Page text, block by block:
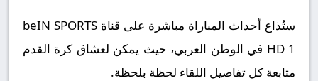
ستُذاع أحداث المباراة مباشرة على قناة beIN SPORTS
HD 1 في الوطن العربي، حيث يمكن لعشاق كرة القدم
متابعة كل تفاصيل اللقاء لحظة بلحظة.